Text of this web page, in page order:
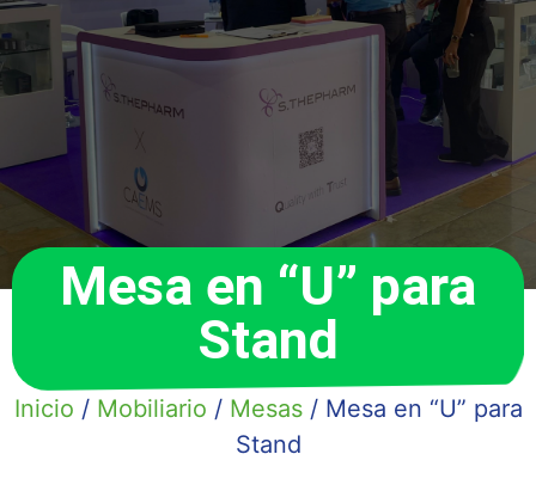
Mesa en “U” para
Stand
Inicio / Mobiliario / Mesas/ Mesa en “U” para
Stand